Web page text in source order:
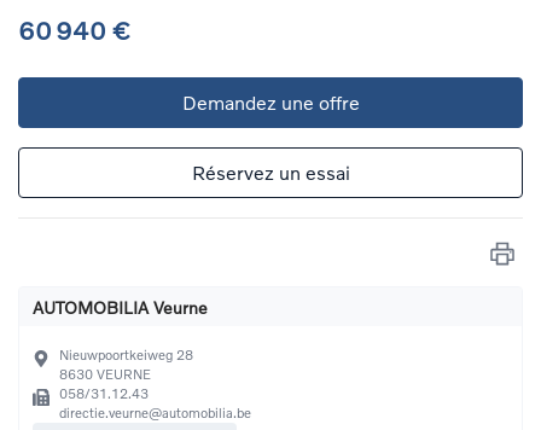
60 940 €
Demandez une offre
Réservez un essai
AUTOMOBILIA Veurne
Nieuwpoortkeiweg 28
8630 VEURNE
058/31.12.43
directie.veurne@automobilia.be